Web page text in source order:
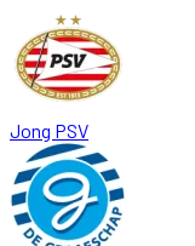
Jong PSV